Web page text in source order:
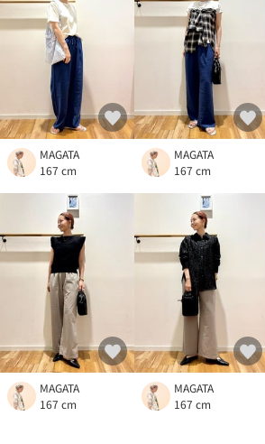
MAGATA
167 cm
MAGATA
167 cm
MAGATA
167 cm
MAGATA
167 cm